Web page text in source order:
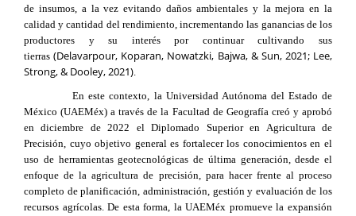
de insumos, a la vez evitando daños ambientales y la mejora en la
calidad y cantidad del rendimiento, incrementando las ganancias de los
productores y su interés por continuar cultivando sus
tierras (Delavarpour, Koparan, Nowatzki, Bajwa, & Sun, 2021; Lee,
Strong, & Dooley, 2021).
En este contexto, la Universidad Autónoma del Estado de
México (UAEMéx) a través de la Facultad de Geografía creó y aprobó
en diciembre de 2022 el Diplomado Superior en Agricultura de
Precisión, cuyo objetivo general es fortalecer los conocimientos en el
uso de herramientas geotecnológicas de última generación, desde el
enfoque de la agricultura de precisión, para hacer frente al proceso
completo de planificación, administración, gestión y evaluación de los
recursos agrícolas. De esta forma, la UAEMéx promueve la expansión